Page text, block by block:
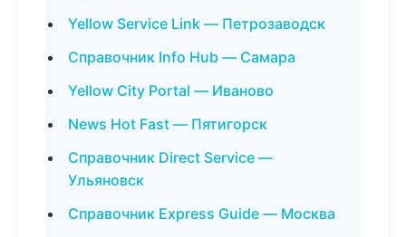
Yellow Service Link — Петрозаводск
Справочник Info Hub — Самара
Yellow City Portal — Иваново
News Hot Fast — Пятигорск
Справочник Direct Service —
Ульяновск
Справочник Express Guide — Москва